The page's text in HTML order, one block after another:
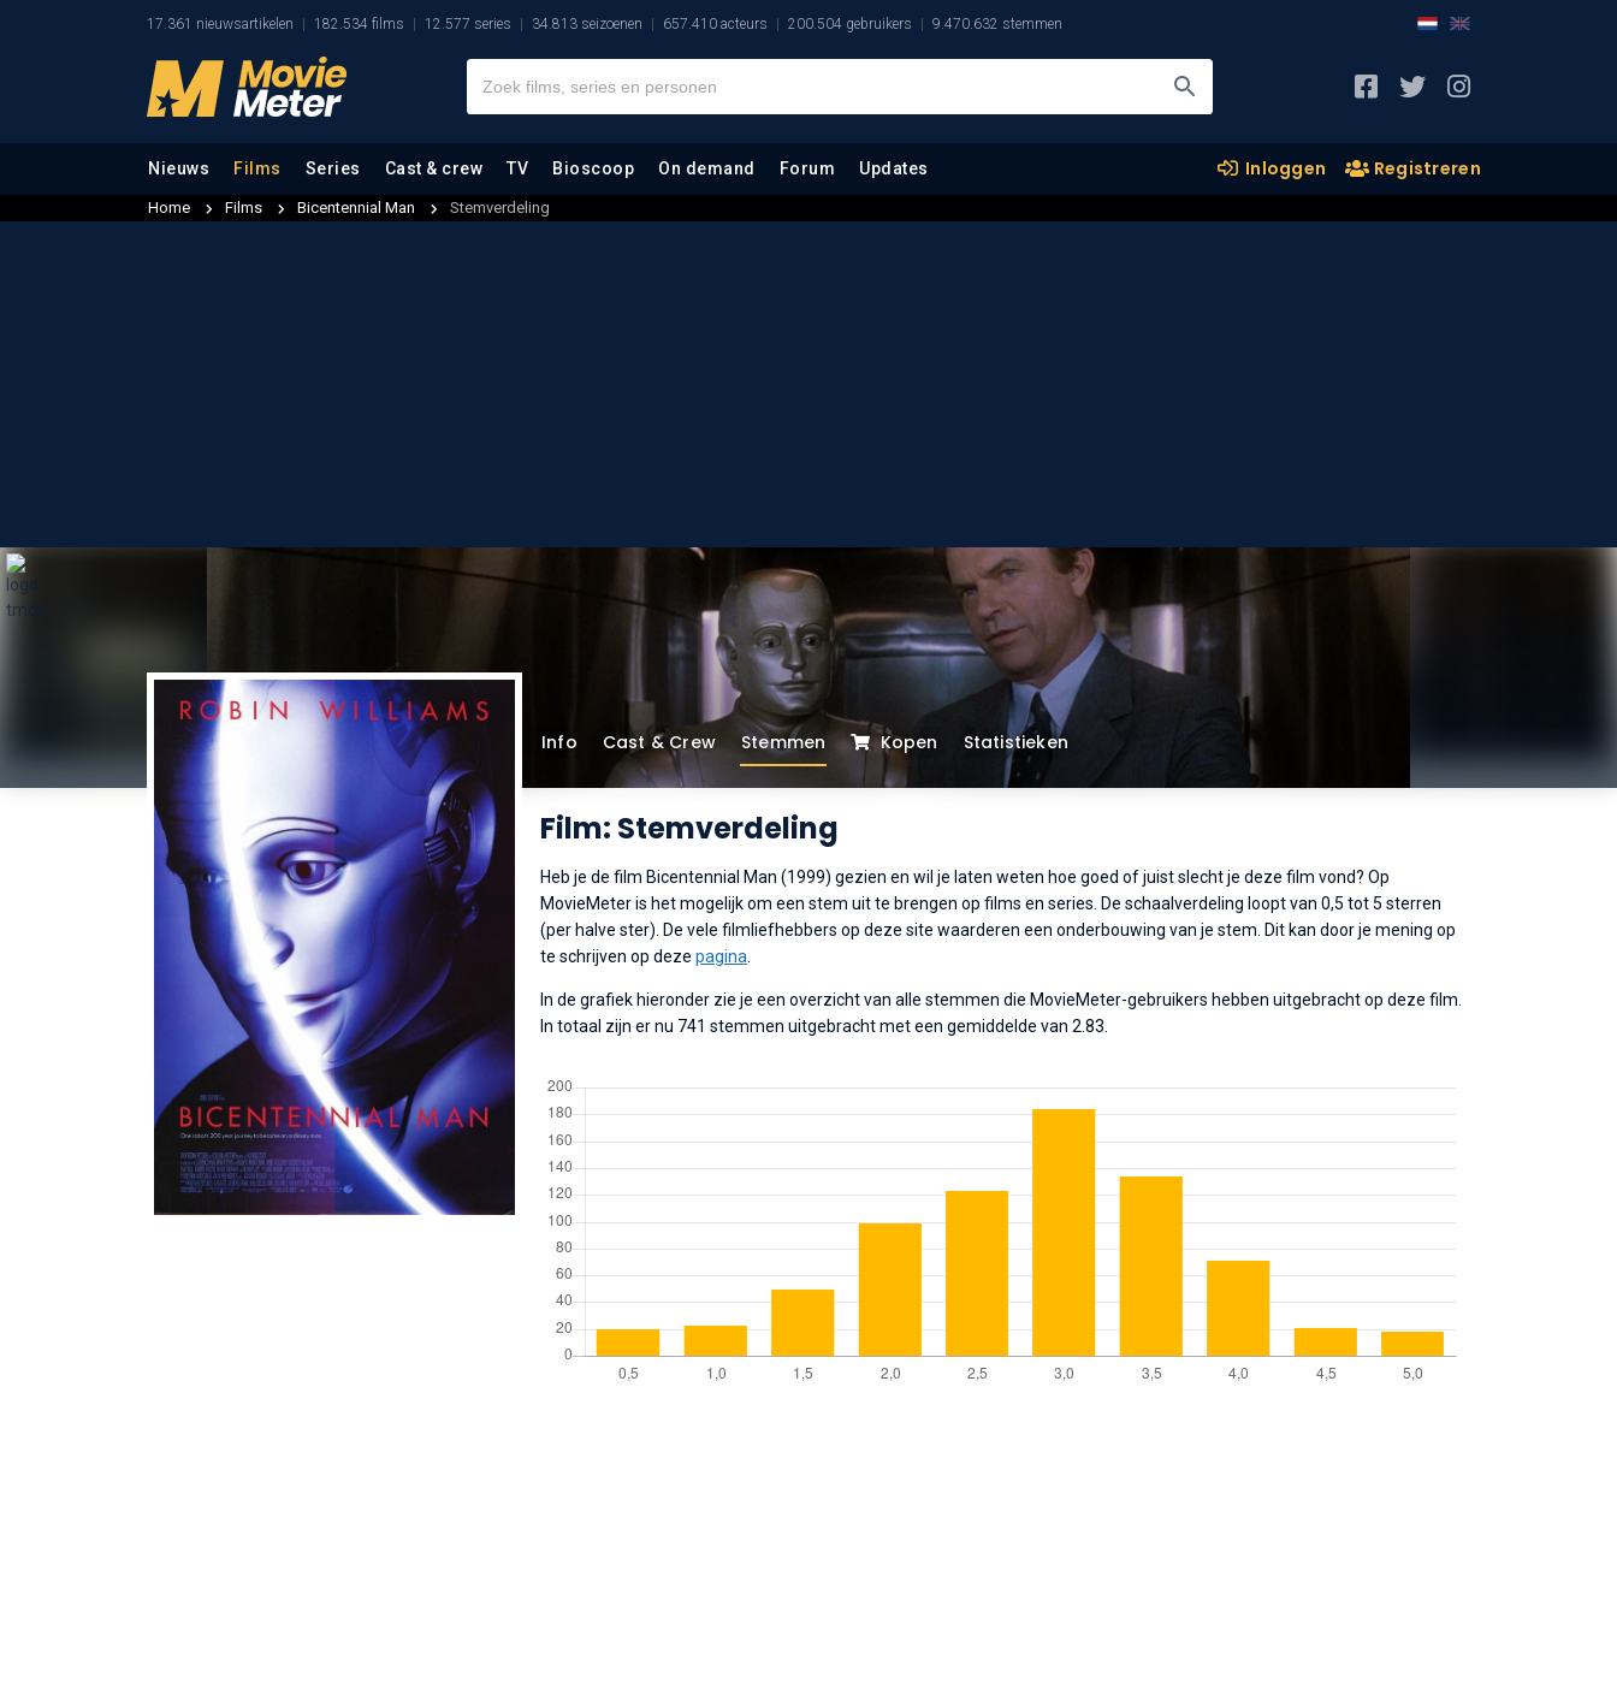
17.361 nieuwsartikelen 182.534 films 12.577 series 34.813 seizoenen 657.410 acteurs 200.504 gebruikers 9.470.632 stemmen
Nieuws Films Series Cast & crew TV Bioscoop On demand Forum Updates Inloggen Registreren
Home Films Bicentennial Man Stemverdeling
Info Cast & Crew Stemmen Kopen Statistieken
Film: Stemverdeling
Heb je de film Bicentennial Man (1999) gezien en wil je laten weten hoe goed of juist slecht je deze film vond? Op
MovieMeter is het mogelijk om een stem uit te brengen op films en series. De schaalverdeling loopt van 0,5 tot 5 sterren
(per halve ster). De vele filmliefhebbers op deze site waarderen een onderbouwing van je stem. Dit kan door je mening op
te schrijven op deze pagina
In de grafiek hieronder zie je een overzicht van alle stemmen die MovieMeter-gebruikers hebben uitgebracht op deze film.
In totaal zijn er nu 741 stemmen uitgebracht met een gemiddelde van 2.83.